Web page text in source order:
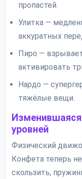
пропастей.
Улитка —
аккуратных
Пиро —
активировать
Нардо —
тяжёлые вещи.
уровней
Физический
Конфета теперь
скользить,